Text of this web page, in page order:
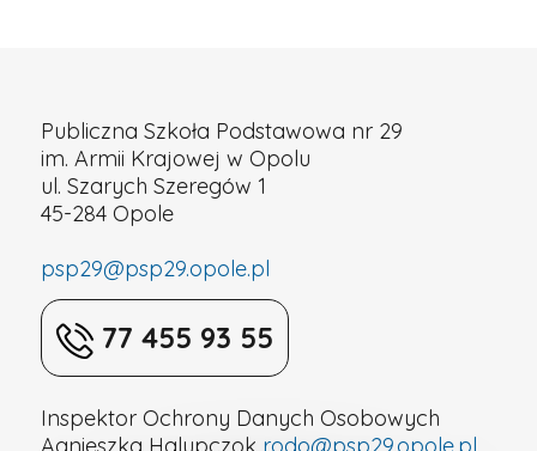
Publiczna Szkoła Podstawowa nr 29
im. Armii Krajowej w Opolu
ul. Szarych Szeregów 1
45-284 Opole
psp29@psp29.opole.pl
77 455 93 55
Inspektor Ochrony Danych Osobowych
Agnieszka Halupczok rodo@psp29.opole.pl